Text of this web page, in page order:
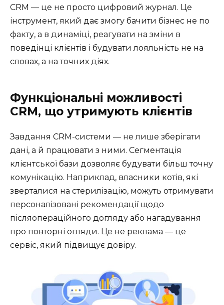
CRM — це не просто цифровий журнал. Це
інструмент, який дає змогу бачити бізнес не по
факту, а в динаміці, реагувати на зміни в
поведінці клієнтів і будувати лояльність не на
словах, а на точних діях.
Функціональні можливості
CRM, що утримують клієнтів
Завдання CRM-системи — не лише зберігати
дані, а й працювати з ними. Сегментація
клієнтської бази дозволяє будувати більш точну
комунікацію. Наприклад, власники котів, які
зверталися на стерилізацію, можуть отримувати
персоналізовані рекомендації щодо
післяопераційного догляду або нагадування
про повторні огляди. Це не реклама — це
сервіс, який підвищує довіру.